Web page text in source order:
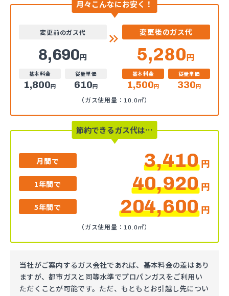
月々こんなにお安く！
変更前のガス代
8,690円
変更後のガス代
5,280円
基本料金
1,800円
従量単価
610円
基本料金
1,500円
従量単価
330円
（ガス使用量：10.0㎥）
節約できるガス代は…
月間で 3,410円
1年間で 40,920円
5年間で 204,600円
（ガス使用量：10.0㎥）
当社がご案内するガス会社であれば、基本料金の差はあり
ますが、都市ガスと同等水準でプロパンガスをご利用い
ただくことが可能です。ただ、もともとお引越し先につい